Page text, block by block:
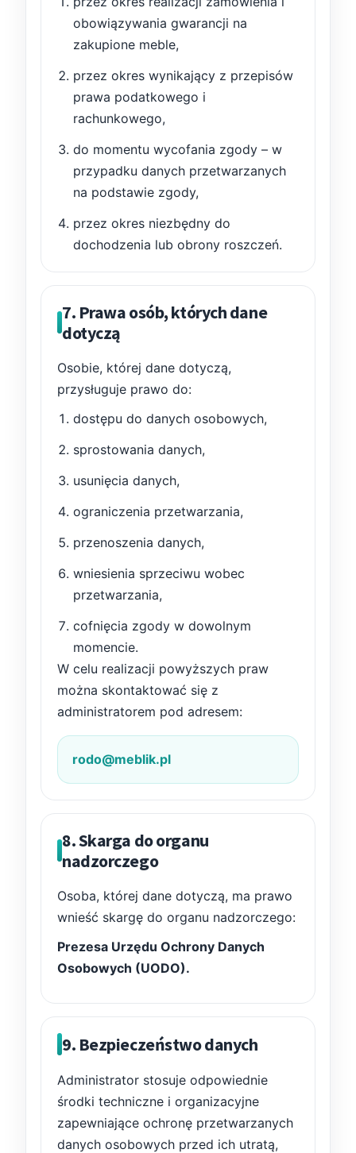
obowiązywania gwarancji na
zakupione meble,
przez okres wynikający z przepisów
prawa podatkowego i
rachunkowego,
do momentu wycofania zgody – w
przypadku danych przetwarzanych
na podstawie zgody,
przez okres niezbędny do
dochodzenia lub obrony roszczeń.
7. Prawa osób, których dane
dotyczą
Osobie, której dane dotyczą,
przysługuje prawo do:
dostępu do danych osobowych,
sprostowania danych,
usunięcia danych,
ograniczenia przetwarzania,
przenoszenia danych,
wniesienia sprzeciwu wobec
przetwarzania,
cofnięcia zgody w dowolnym
momencie.
W celu realizacji powyższych praw
można skontaktować się z
administratorem pod adresem:
rodo@meblik.pl
8. Skarga do organu
nadzorczego
Osoba, której dane dotyczą, ma prawo
wnieść skargę do organu nadzorczego:
Prezesa Urzędu Ochrony Danych
Osobowych (UODO).
9. Bezpieczeństwo danych
Administrator stosuje odpowiednie
środki techniczne i organizacyjne
zapewniające ochronę przetwarzanych
danych osobowych przed ich utratą,